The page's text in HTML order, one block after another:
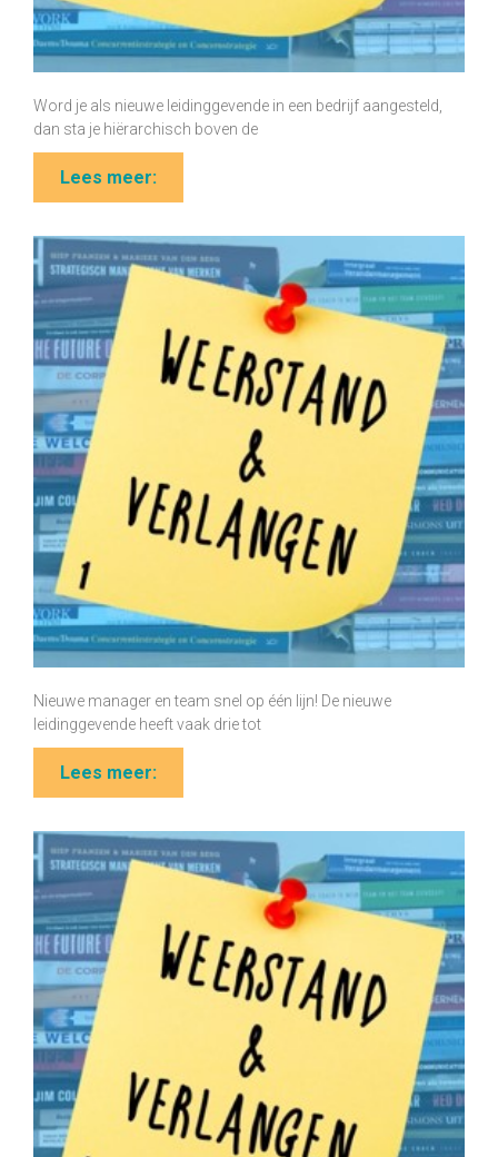
Word je als nieuwe leidinggevende in een bedrijf aangesteld,
dan sta je hiërarchisch boven de
Lees meer:
Nieuwe manager en team snel op één lijn! De nieuwe
leidinggevende heeft vaak drie tot
Lees meer: